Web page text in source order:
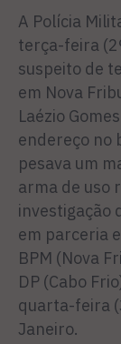
A Polícia
terça-feira
suspeito de
em Nova
Laézio
endereço no
pesava um
arma de uso
investigação
em parceria
BPM (Nova
DP (Cabo
quarta-feira
Janeiro.